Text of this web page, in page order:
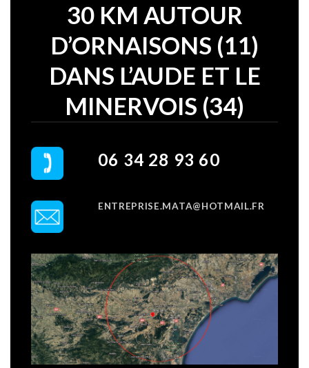
30 KM AUTOUR
D’ORNAISONS (11)
DANS L’AUDE ET LE
MINERVOIS (34)
06 34 28 93 60
ENTREPRISE.MATA@HOTMAIL.FR